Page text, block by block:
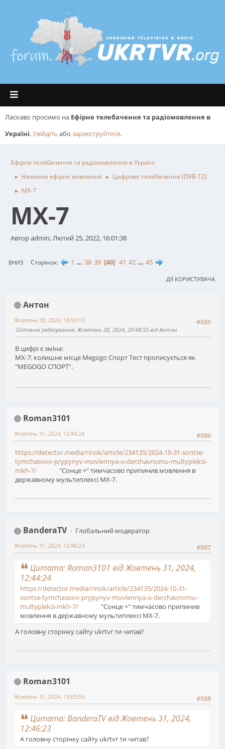
Ласкаво просимо на Ефірне телебачення та радіомовлення в
Україні.Увійдіть або зареєструйтеся.
Ефірне телебачення та радіомовлення в Україні
► Наземне ефірне мовлення ► Цифрове телебачення (DVB-T2)
► МХ-7
МХ-7
Автор admin, Лютий 25, 2022, 16:01:38
ВНИЗ Сторінок 1 ... 38 39 40 41 42 ... 45
ДІЇ КОРИСТУВАЧА
Антон
#585
Жовтень 30, 2024, 18:50:13
Останнє редагування: Жовтень 30, 2024, 20:48:55 від Антон
В цифрі є зміна:
MX-7: колишне місце Megogo Спорт Тест прописується як
"MEGOGO СПОРТ".
Roman3101
#586
Жовтень 31, 2024, 12:44:24
https://detector.media/rinok/article/234135/2024-10-31-sontse-
tymchasovo-prypynyv-movlennya-u-derzhavnomu-multypleksi-
mkh-7/ "Сонце +" тимчасово припинив мовлення в
державному мультиплексі МХ-7.
BanderaTV
Глобальний модератор
#587
Жовтень 31, 2024, 12:46:23
Цитата: Roman3101 від Жовтень 31, 2024,
12:44:24
https://detector.media/rinok/article/234135/2024-10-31-
sontse-tymchasovo-prypynyv-movlennya-u-derzhavnomu-
multypleksi-mkh-7/ "Сонце +" тимчасово припинив
мовлення в державному мультиплексі МХ-7.
А головну сторінку сайту ukrtvr ти читав?
Roman3101
#588
Жовтень 31, 2024, 13:05:59
Цитата: BanderaTV від Жовтень 31, 2024,
12:46:23
А головну сторінку сайту ukrtvr ти читав?